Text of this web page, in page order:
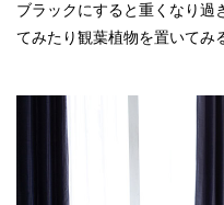
ブラックにすると重くなり過
てみたり観葉植物を置いてみ